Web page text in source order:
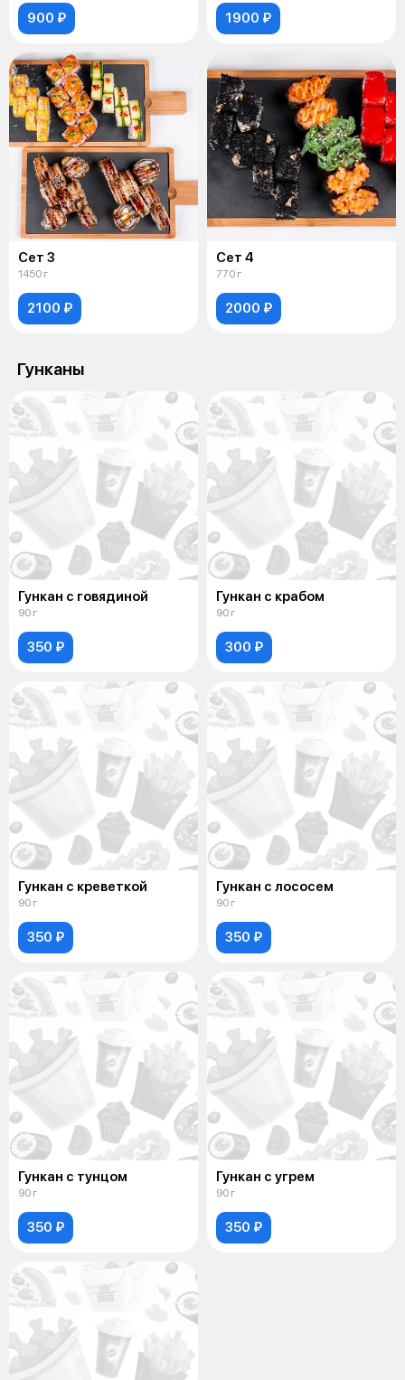
900 ₽ 1900 ₽
Сет 3
1450 г
2100 ₽
Сет 4
770 г
2000 ₽
Гунканы
Гункан с говядиной
90 г
350 ₽
Гункан с крабом
90 г
300 ₽
Гункан с креветкой
90 г
350 ₽
Гункан с лососем
90 г
350 ₽
Гункан с тунцом
90 г
350 ₽
Гункан с угрем
90 г
350 ₽